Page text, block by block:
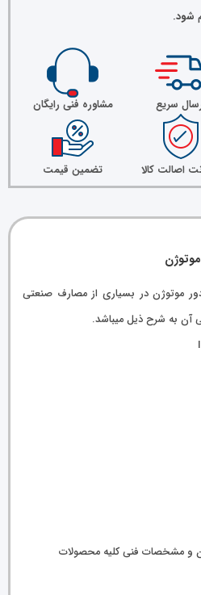
شود.
سریع مشاوره فنی رایگان
اصالت کالا تضمین قیمت
1.5 کیلووات 1000 دور موتوژن در بسیاری از مصارف صنعتی
به شرح ذیل میباشد.
و مشخصات فنی کلیه محصولات